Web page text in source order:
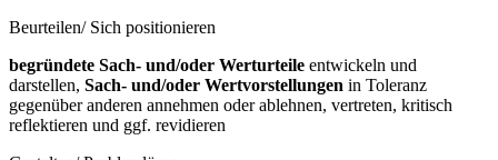
Beurteilen/ Sich positionieren
begründete Sach- und/oder Werturteile entwickeln und
darstellen, Sach- und/oder Wertvorstellungen in Toleranz
gegenüber anderen annehmen oder ablehnen, vertreten, kritisch
reflektieren und ggf. revidieren